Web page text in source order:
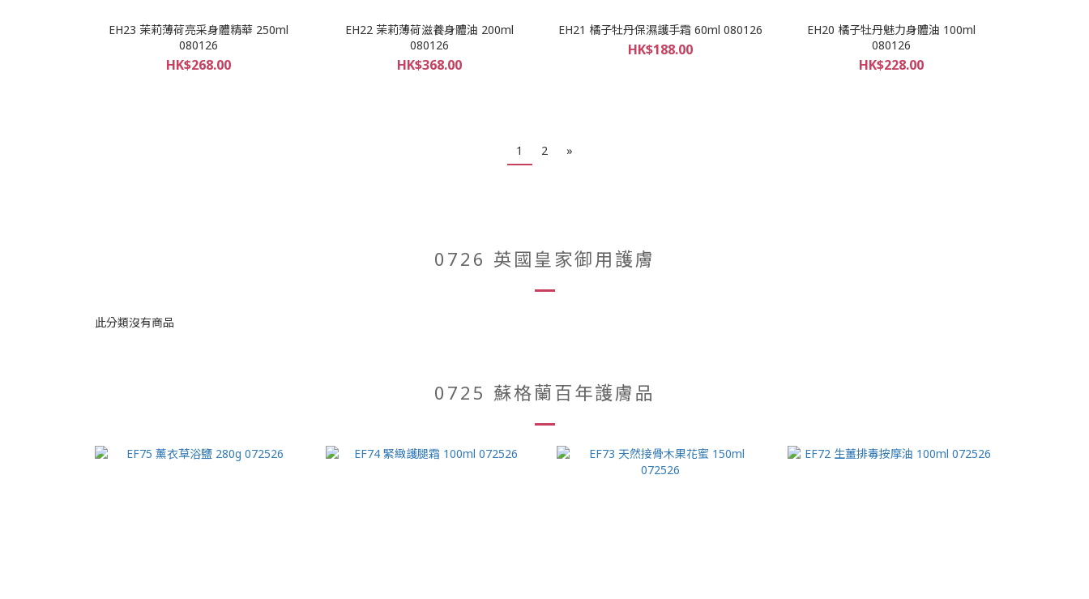
EH23 茉莉薄荷亮采身體精華 250ml
080126
HK$268.00
EH22 茉莉薄荷滋養身體油 200ml
080126
HK$368.00
EH21 橘子牡丹保濕護手霜 60ml 080126
HK$188.00
EH20 橘子牡丹魅力身體油 100ml
080126
HK$228.00
1 2 »
0726 英國皇家御用護膚
此分類沒有商品
0725 蘇格蘭百年護膚品